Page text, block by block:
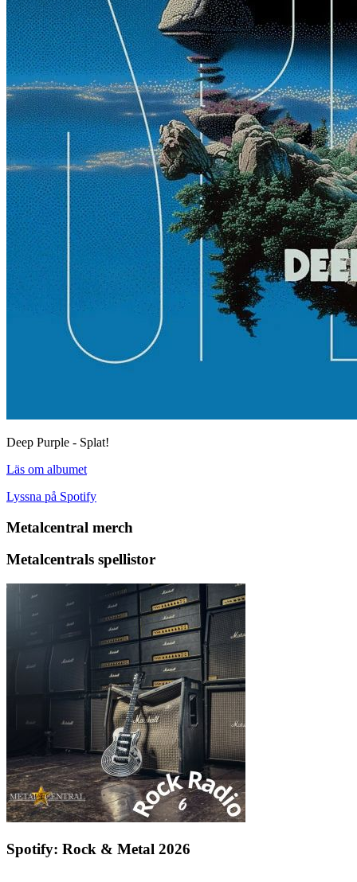
Deep Purple - Splat!
Läs om albumet
Lyssna på Spotify
Metalcentral merch
Metalcentrals spellistor
Spotify: Rock & Metal 2026